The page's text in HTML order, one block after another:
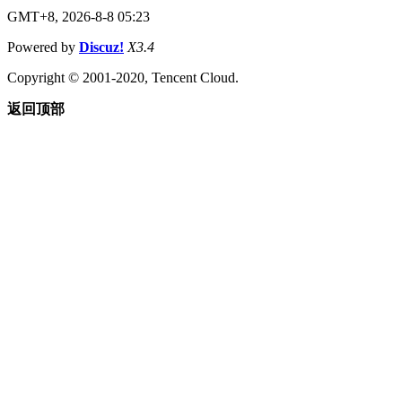
GMT+8, 2026-8-8 05:23
Powered by Discuz! X3.4
Copyright © 2001-2020, Tencent Cloud.
返回顶部